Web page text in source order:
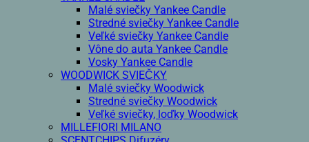
Malé sviečky Yankee Candle
Stredné sviečky Yankee Candle
Veľké sviečky Yankee Candle
Vône do auta Yankee Candle
Vosky Yankee Candle
WOODWICK SVIEČKY
Malé sviečky Woodwick
Stredné sviečky Woodwick
Veľké sviečky, loďky Woodwick
MILLEFIORI MILANO